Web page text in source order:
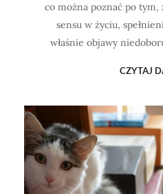
co można poznać po
sensu w życiu,
właśnie objawy
CZYTAJ